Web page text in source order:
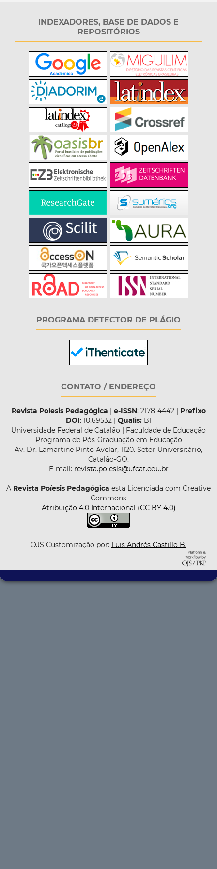
INDEXADORES, BASE DE DADOS E
REPOSITÓRIOS
PROGRAMA DETECTOR DE PLÁGIO
CONTATO / ENDEREÇO
Revista Poíesis Pedagógica | e-ISSN: 2178-4442 | Prefixo
DOI: 10.69532 | Qualis:B1
Universidade Federal de Catalão | Faculdade de Educação
Programa de Pós-Graduação em Educação
Av. Dr. Lamartine Pinto Avelar, 1120. Setor Universitário,
Catalão-GO.
E-mail: revista.poiesis@ufcat.edu.br
A Revista Poíesis Pedagógica esta Licenciada com Creative
Commons
Atribuição 4.0 Internacional (CC BY 4.0)
OJS Customização por: Luis Andrés Castillo B.